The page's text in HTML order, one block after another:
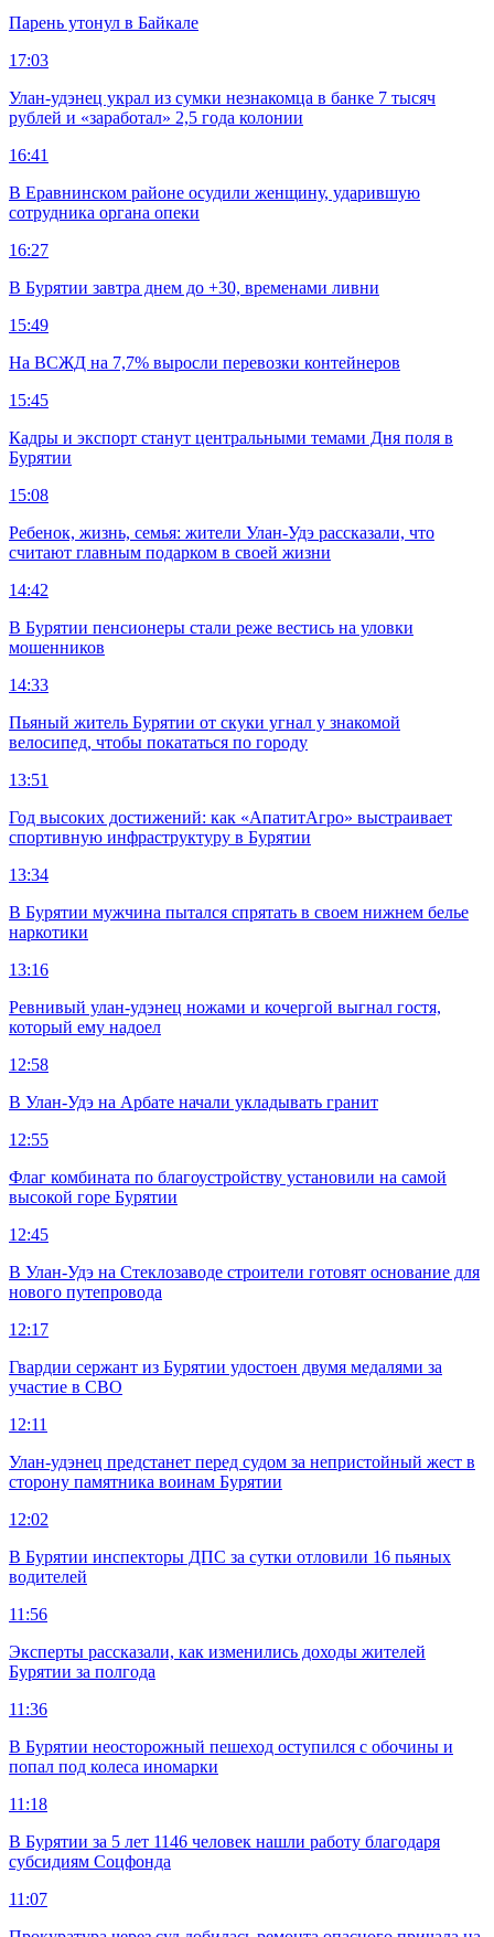
Парень утонул в Байкале
17:03
Улан-удэнец украл из сумки незнакомца в банке 7 тысяч
рублей и «заработал» 2,5 года колонии
16:41
В Еравнинском районе осудили женщину, ударившую
сотрудника органа опеки
16:27
В Бурятии завтра днем до +30, временами ливни
15:49
На ВСЖД на 7,7% выросли перевозки контейнеров
15:45
Кадры и экспорт станут центральными темами Дня поля в
Бурятии
15:08
Ребенок, жизнь, семья: жители Улан-Удэ рассказали, что
считают главным подарком в своей жизни
14:42
В Бурятии пенсионеры стали реже вестись на уловки
мошенников
14:33
Пьяный житель Бурятии от скуки угнал у знакомой
велосипед, чтобы покататься по городу
13:51
Год высоких достижений: как «АпатитАгро» выстраивает
спортивную инфраструктуру в Бурятии
13:34
В Бурятии мужчина пытался спрятать в своем нижнем белье
наркотики
13:16
Ревнивый улан-удэнец ножами и кочергой выгнал гостя,
который ему надоел
12:58
В Улан-Удэ на Арбате начали укладывать гранит
12:55
Флаг комбината по благоустройству установили на самой
высокой горе Бурятии
12:45
В Улан-Удэ на Стеклозаводе строители готовят основание для
нового путепровода
12:17
Гвардии сержант из Бурятии удостоен двумя медалями за
участие в СВО
12:11
Улан-удэнец предстанет перед судом за непристойный жест в
сторону памятника воинам Бурятии
12:02
В Бурятии инспекторы ДПС за сутки отловили 16 пьяных
водителей
11:56
Эксперты рассказали, как изменились доходы жителей
Бурятии за полгода
11:36
В Бурятии неосторожный пешеход оступился с обочины и
попал под колеса иномарки
11:18
В Бурятии за 5 лет 1146 человек нашли работу благодаря
субсидиям Соцфонда
11:07